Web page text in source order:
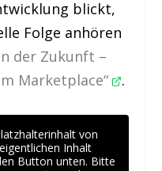
blickt,
Folge anhören
der Zukunft –
Marketplace“ .
von
Inhalt
Button unten. Bitte